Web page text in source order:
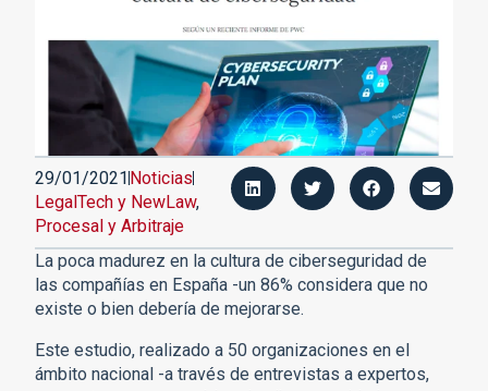
29/01/2021 Noticias
LegalTech y NewLaw,
Procesal y Arbitraje
La poca madurez en la cultura de ciberseguridad de
las compañías en España -un 86% considera que no
existe o bien debería de mejorarse.
Este estudio, realizado a 50 organizaciones en el
ámbito nacional -a través de entrevistas a expertos,